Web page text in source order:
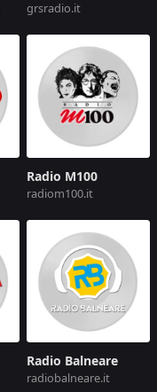
grsradio.it
Radio M100
radiom100.it
Radio Balneare
radiobalneare.it